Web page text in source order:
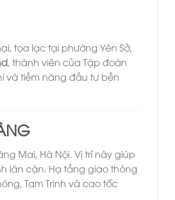
tọa lạc tại phường Yên Sở,
, thành viên của Tập đoàn
và tiềm năng đầu tư bền
Mai, Hà Nội. Vị trí này giúp
lân cận. Hạ tầng giao thông
Tam Trinh và cao tốc